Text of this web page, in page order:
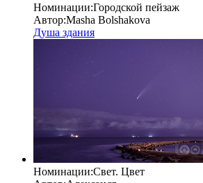
Номинации:Городской пейзаж
Автор:Masha Bolshakova
Душа здания
Номинации:Свет. Цвет